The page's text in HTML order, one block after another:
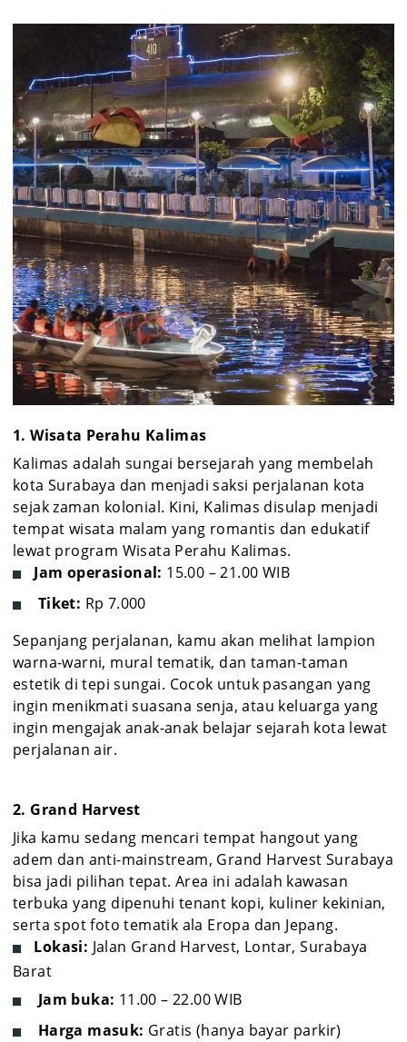
1. Wisata Perahu Kalimas
Kalimas adalah sungai bersejarah yang membelah
kota Surabaya dan menjadi saksi perjalanan kota
sejak zaman kolonial. Kini, Kalimas disulap menjadi
tempat wisata malam yang romantis dan edukatif
lewat program Wisata Perahu Kalimas.
Jam operasional: 15.00 – 21.00 WIB
Tiket: Rp 7.000
Sepanjang perjalanan, kamu akan melihat lampion
warna-warni, mural tematik, dan taman-taman
estetik di tepi sungai. Cocok untuk pasangan yang
ingin menikmati suasana senja, atau keluarga yang
ingin mengajak anak-anak belajar sejarah kota lewat
perjalanan air.
2. Grand Harvest
Jika kamu sedang mencari tempat hangout yang
adem dan anti-mainstream, Grand Harvest Surabaya
bisa jadi pilihan tepat. Area ini adalah kawasan
terbuka yang dipenuhi tenant kopi, kuliner kekinian,
serta spot foto tematik ala Eropa dan Jepang.
Lokasi: Jalan Grand Harvest, Lontar, Surabaya
Barat
Jam buka: 11.00 – 22.00 WIB
Harga masuk: Gratis (hanya bayar parkir)